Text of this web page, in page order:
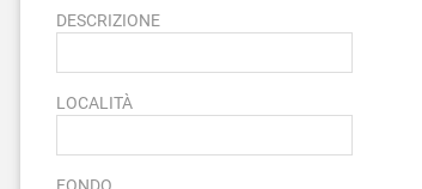
DESCRIZIONE
LOCALITÀ